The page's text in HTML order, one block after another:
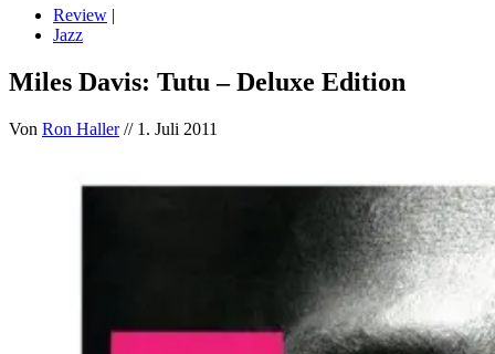
Review |
Jazz
Miles Davis: Tutu – Deluxe Edition
Von Ron Haller// 1. Juli 2011